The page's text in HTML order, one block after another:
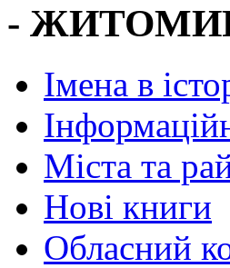
-
Імена в
Міста та
Нові книги
Обласний